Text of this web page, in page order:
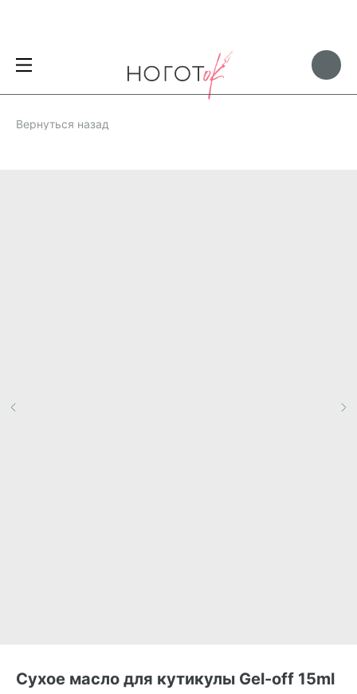
Вернуться назад
Сухое масло для кутикулы Gel-off 15ml